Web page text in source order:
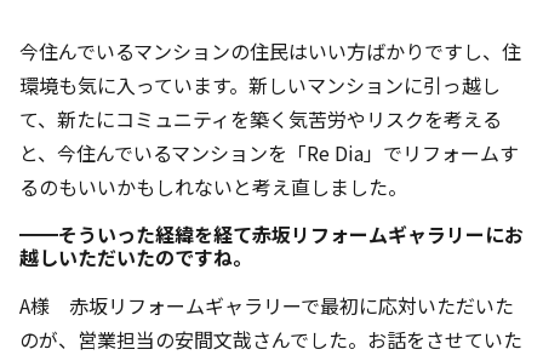
今住んでいるマンションの住民はいい方ばかりですし、住
環境も気に入っています。新しいマンションに引っ越し
て、新たにコミュニティを築く気苦労やリスクを考える
と、今住んでいるマンションを「Re Dia」でリフォームす
るのもいいかもしれないと考え直しました。
━━そういった経緯を経て赤坂リフォームギャラリーにお
越しいただいたのですね。
A様 赤坂リフォームギャラリーで最初に応対いただいた
のが、営業担当の安間文哉さんでした。お話をさせていた